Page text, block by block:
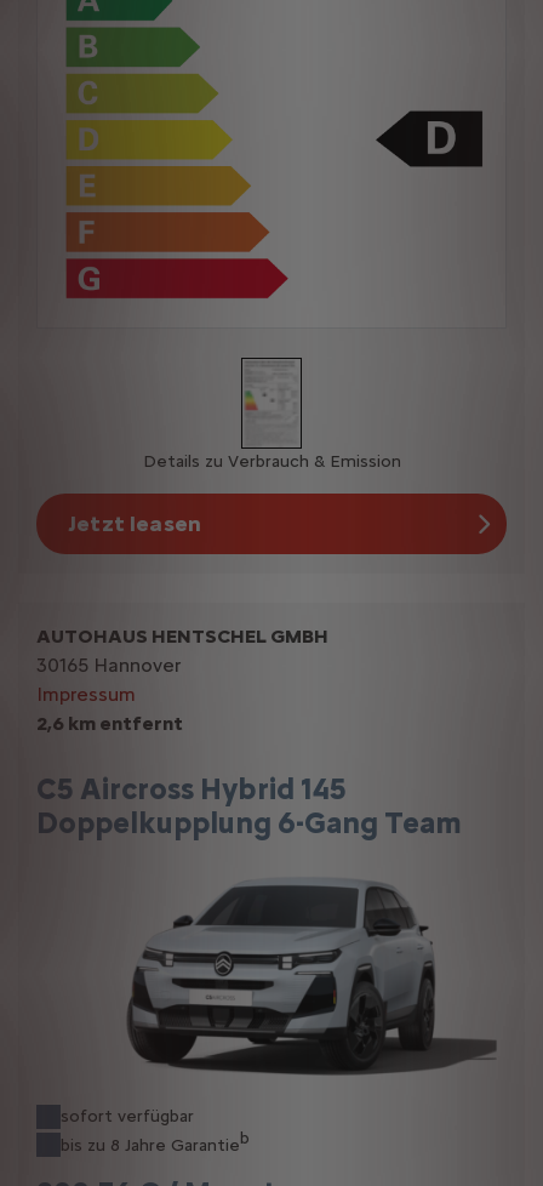
Details zu Verbrauch & Emission
Jetzt leasen
2,6 km entfernt
C5 Aircross Hybrid 145
Doppelkupplung 6-Gang Team
sofort verfügbar
bis zu 8 Jahre Garantieb
AUTOHAUS HENTSCHEL GMBH
30165 Hannover
Impressum